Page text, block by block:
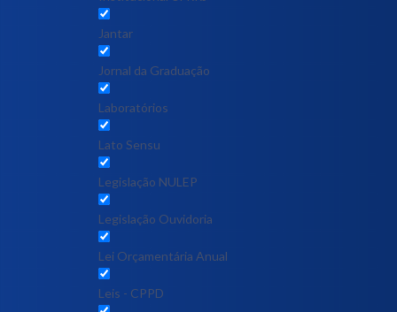
Jantar
Jornal da Graduação
Laboratórios
Lato Sensu
Legislação NULEP
Legislação Ouvidoria
Lei Orçamentária Anual
Leis - CPPD